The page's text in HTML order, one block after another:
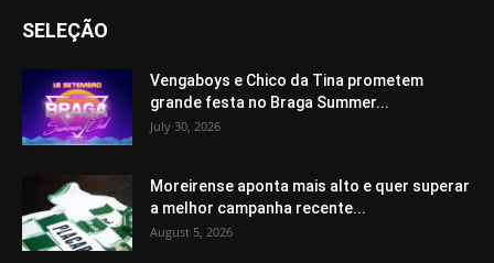
SELEÇÃO
Vengaboys e Chico da Tina prometem
grande festa no Braga Summer...
July 30, 2026
Moreirense aponta mais alto e quer superar
a melhor campanha recente...
August 5, 2026